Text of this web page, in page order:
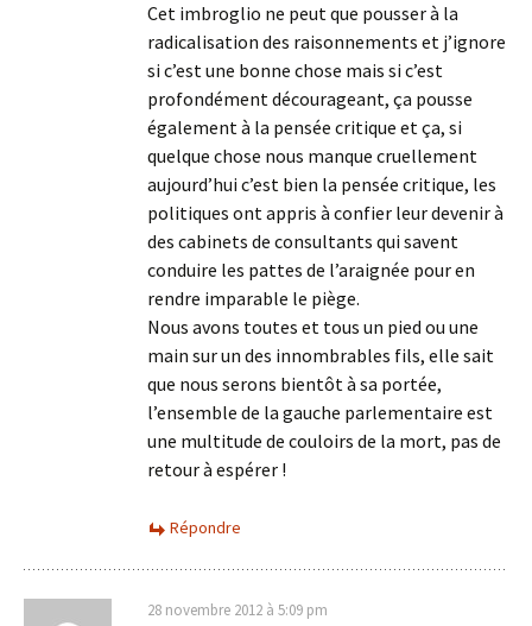
Cet imbroglio ne peut que pousser à la
radicalisation des raisonnements et j’ignore
si c’est une bonne chose mais si c’est
profondément décourageant, ça pousse
également à la pensée critique et ça, si
quelque chose nous manque cruellement
aujourd’hui c’est bien la pensée critique, les
politiques ont appris à confier leur devenir à
des cabinets de consultants qui savent
conduire les pattes de l’araignée pour en
rendre imparable le piège.
Nous avons toutes et tous un pied ou une
main sur un des innombrables fils, elle sait
que nous serons bientôt à sa portée,
l’ensemble de la gauche parlementaire est
une multitude de couloirs de la mort, pas de
retour à espérer !
Répondre
28 novembre 2012 à 5:09 pm